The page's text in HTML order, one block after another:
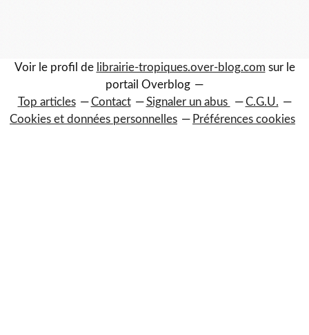
Voir le profil de librairie-tropiques.over-blog.com sur le
portail Overblog
Top articles
Contact Signaler un abus
C.G.U.
Cookies et données personnelles
Préférences cookies